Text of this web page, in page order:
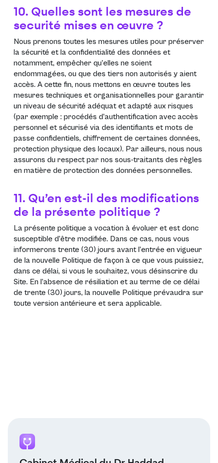
10. Quelles sont les mesures de
securité mises en œuvre ?
Nous prenons toutes les mesures utiles pour préserver
la sécurité et la confidentialité des données et
notamment, empêcher qu’elles ne soient
endommagées, ou que des tiers non autorisés y aient
accès. A cette fin, nous mettons en œuvre toutes les
mesures techniques et organisationnelles pour garantir
un niveau de sécurité adéquat et adapté aux risques
(par exemple : procédés d’authentification avec accès
personnel et sécurisé via des identifiants et mots de
passe confidentiels, chiffrement de certaines données,
protection physique des locaux). Par ailleurs, nous nous
assurons du respect par nos sous-traitants des règles
en matière de protection des données personnelles.
11. Qu’en est-il des modifications
de la présente politique ?
La présente politique a vocation à évoluer et est donc
susceptible d’être modifiée. Dans ce cas, nous vous
informerons trente (30) jours avant l’entrée en vigueur
de la nouvelle Politique de façon à ce que vous puissiez,
dans ce délai, si vous le souhaitez, vous désinscrire du
Site. En l’absence de résiliation et au terme de ce délai
de trente (30) jours, la nouvelle Politique prévaudra sur
toute version antérieure et sera applicable.